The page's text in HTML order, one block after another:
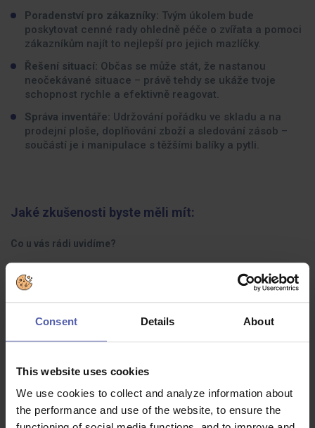
Consent Details About
This website uses cookies
We use cookies to collect and analyze information about
the performance and use of the website, to ensure the
Poradenství pro zákazníky: Tvým úkolem bude
poskytovat cenné rady ohledně péče o zvířata a pomoci
zákazníkům najít to nejlepší pro jejich mazlíčky.
Řešení situací: Občas se může stát, že nastanou
neočekávané situace – právě tehdy se ukáže tvoje
schopnost rychle a efektivně reagovat.
Správa inventáře: Udržování pořádku ve skladu a na
prodejní ploše, doplňování zboží a sledování zásob –
součástí je i manipulace s těžšími balíky a pytli.
Jaké zkušenosti byste měli mít:
Co u vás rádi uvidíme?
Přátelské a vstřícné vystupování – rádi pomáháte a
poradíte, když je třeba.
Aktivní a pozitivní přístup k řešení každodenních situací.
provaz s týmem.